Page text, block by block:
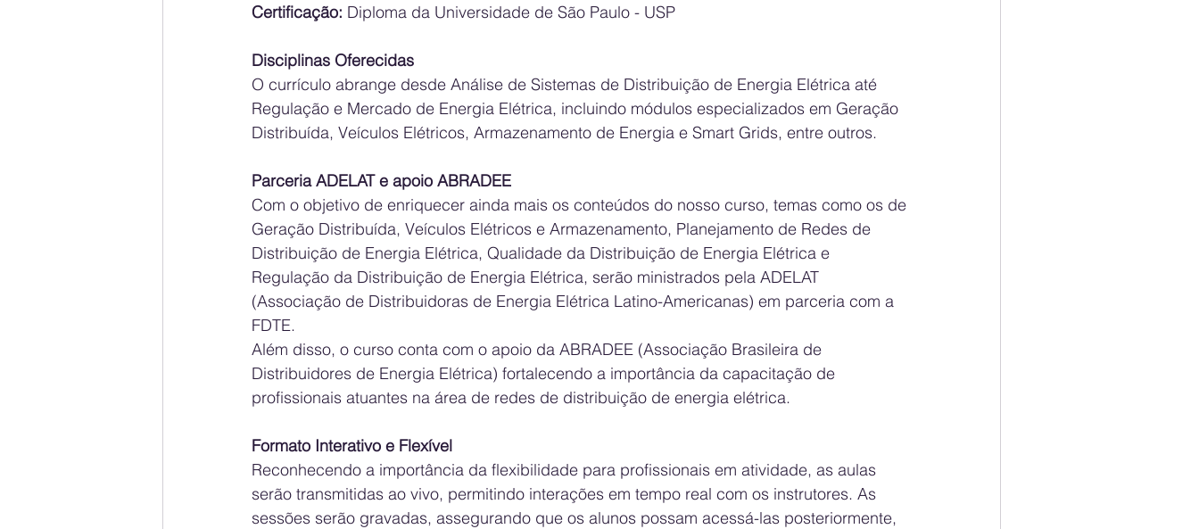
Certificação: Diploma da Universidade de São Paulo - USP
Disciplinas Oferecidas
O currículo abrange desde Análise de Sistemas de Distribuição de Energia Elétrica até
Regulação e Mercado de Energia Elétrica, incluindo módulos especializados em Geração
Distribuída, Veículos Elétricos, Armazenamento de Energia e Smart Grids, entre outros.
Parceria ADELAT e apoio ABRADEE
Com o objetivo de enriquecer ainda mais os conteúdos do nosso curso, temas como os de
Geração Distribuída, Veículos Elétricos e Armazenamento, Planejamento de Redes de
Distribuição de Energia Elétrica, Qualidade da Distribuição de Energia Elétrica e
Regulação da Distribuição de Energia Elétrica, serão ministrados pela ADELAT
(Associação de Distribuidoras de Energia Elétrica Latino-Americanas) em parceria com a
FDTE.
Além disso, o curso conta com o apoio da ABRADEE (Associação Brasileira de
Distribuidores de Energia Elétrica) fortalecendo a importância da capacitação de
profissionais atuantes na área de redes de distribuição de energia elétrica.
Formato Interativo e Flexível
Reconhecendo a importância da flexibilidade para profissionais em atividade, as aulas
serão transmitidas ao vivo, permitindo interações em tempo real com os instrutores. As
sessões serão gravadas, assegurando que os alunos possam acessá-las posteriormente,